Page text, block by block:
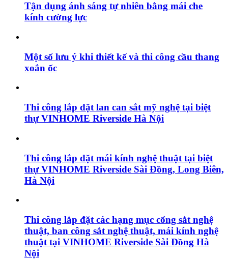
Tận dụng ánh sáng tự nhiên bằng mái che
kính cường lực
Một số lưu ý khi thiết kế và thi công cầu thang
xoắn ốc
Thi công lắp đặt lan can sắt mỹ nghệ tại biệt
thự VINHOME Riverside Hà Nội
Thi công lắp đặt mái kính nghệ thuật tại biệt
thự VINHOME Riverside Sài Đồng, Long Biên,
Hà Nội
Thi công lắp đặt các hạng mục cổng sắt nghệ
thuật, ban công sắt nghệ thuật, mái kính nghệ
thuật tại VINHOME Riverside Sài Đồng Hà
Nội